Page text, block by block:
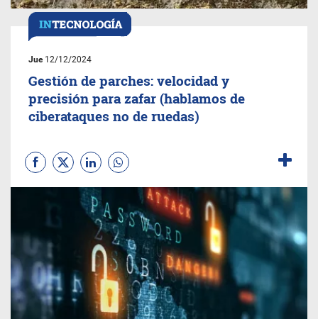
Jue12/12/2024
Gestión de parches: velocidad y
precisión para zafar (hablamos de
ciberataques no de ruedas)